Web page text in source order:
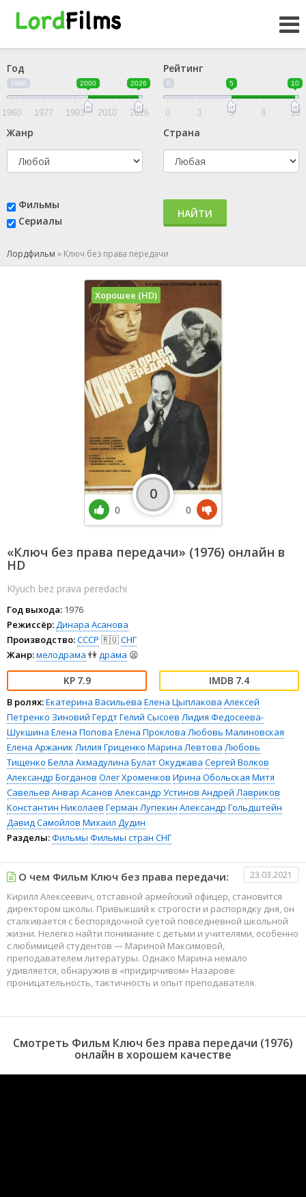
Год
1960 2000 2026
1960 1977 1993 2010 2026
Рейтинг
0 5 10
0 3 5 8 10
Жанр Страна
Фильмы
Сериалы
НАЙТИ
Лордфильм » Ключ без права передачи
«Ключ без права передачи» (1976) онлайн в
HD
Klyuch bez prava peredachi
Год выхода: 1976
Режиссёр:Динара Асанова
Производство:СССР 🇷🇺СНГ
Жанр:мелодрама 👫драма 😫
7.9 7.4
В ролях:Екатерина Васильева Елена Цыплакова Алексей
Петренко Зиновий ГердтГелий Сысоев Лидия Федосеева-
Шукшина Елена Попова Елена Проклова Любовь Малиновская
Елена Аржаник Лилия Гриценко Марина Левтова Любовь
Тищенко Белла Ахмадулина Булат Окуджава Сергей Волков
Александр Богданов Олег Хроменков Ирина Обольская Митя
Савельев Анвар Асанов Александр Устинов Андрей Лавриков
Константин Николаев Герман Лупекин Александр Гольдштейн
Давид Самойлов Михаил Дудин
Разделы:Фильмы Фильмы стран СНГ
Хорошее (HD)
0
0
0
О чем Фильм Ключ без права передачи: 23.03.2021
Кирилл Алексеевич, отставной армейский офицер, становится
директором школы. Привыкший к строгости и распорядку дня, он
сталкивается с беспорядочной суетой повседневной школьной
жизни. Нелегко найти понимание с детьми и учителями, особенно
с любимицей студентов — Мариной Максимовой,
преподавателем литературы. Однако Марина немало
удивляется, обнаружив в «придирчивом» Назарове
проницательность, тактичность и опыт преподавателя.
Смотреть Фильм Ключ без права передачи (1976)
онлайн в хорошем качестве